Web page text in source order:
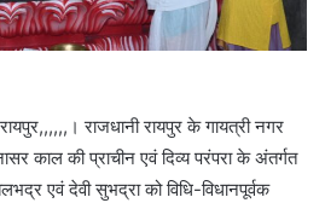
राजधानी रायपुर के गायत्री नगर
काल की प्राचीन एवं दिव्य परंपरा के अंतर्गत
एवं देवी सुभद्रा को विधि-विधानपूर्वक